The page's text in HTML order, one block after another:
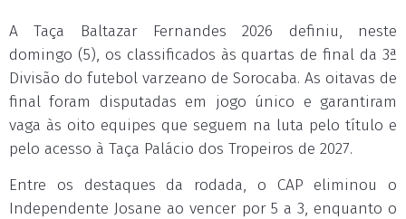
A Taça Baltazar Fernandes 2026 definiu, neste
domingo (5), os classificados às quartas de final da 3ª
Divisão do futebol varzeano de Sorocaba. As oitavas de
final foram disputadas em jogo único e garantiram
vaga às oito equipes que seguem na luta pelo título e
pelo acesso à Taça Palácio dos Tropeiros de 2027.
Entre os destaques da rodada, o CAP eliminou o
Independente Josane ao vencer por 5 a 3, enquanto o